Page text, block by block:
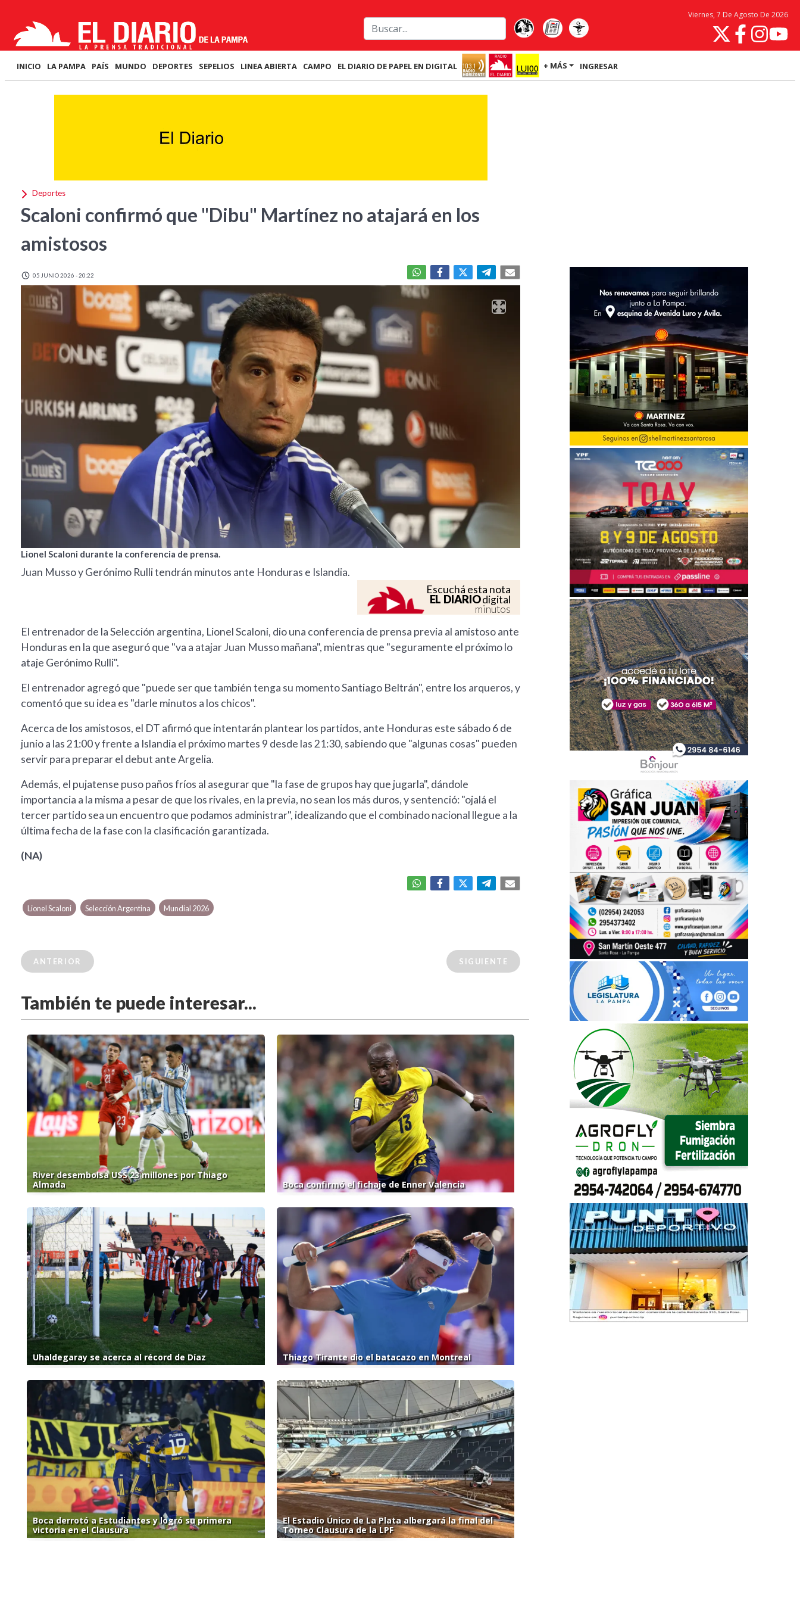
Viernes, 7 De Agosto De 2026
INICIO LA PAMPA PAÍS MUNDO DEPORTES SEPELIOS LINEA ABIERTA CAMPO EL DIARIO DE PAPEL EN DIGITAL + MÁS INGRESAR
Deportes
Scaloni confirmó que "Dibu" Martínez no atajará en los
amistosos
05 JUNIO 2026 - 20:22
Lionel Scaloni durante la conferencia de prensa.
Juan Musso y Gerónimo Rulli tendrán minutos ante Honduras e Islandia.
Escuchá esta nota
EL DIARIOdigital
minutos
El entrenador de la Selección argentina, Lionel Scaloni, dio una conferencia de prensa previa al amistoso ante
Honduras en la que aseguró que "va a atajar Juan Musso mañana", mientras que "seguramente el próximo lo
ataje Gerónimo Rulli".
El entrenador agregó que "puede ser que también tenga su momento Santiago Beltrán", entre los arqueros, y
comentó que su idea es "darle minutos a los chicos".
Acerca de los amistosos, el DT afirmó que intentarán plantear los partidos, ante Honduras este sábado 6 de
junio a las 21:00 y frente a Islandia el próximo martes 9 desde las 21:30, sabiendo que "algunas cosas" pueden
servir para preparar el debut ante Argelia.
Además, el pujatense puso paños fríos al asegurar que "la fase de grupos hay que jugarla", dándole
importancia a la misma a pesar de que los rivales, en la previa, no sean los más duros, y sentenció: "ojalá el
tercer partido sea un encuentro que podamos administrar", idealizando que el combinado nacional llegue a la
última fecha de la fase con la clasificación garantizada.
(NA)
Lionel Scaloni Selección Argentina Mundial 2026
ANTERIOR SIGUIENTE
También te puede interesar...
River desembolsa U$S 23 millones por Thiago
Almada
Boca confirmó el fichaje de Enner Valencia
Uhaldegaray se acerca al récord de Díaz Thiago Tirante dio el batacazo en Montreal
Boca derrotó a Estudiantes y logró su primera
victoria en el Clausura
El Estadio Único de La Plata albergará la final del
Torneo Clausura de la LPF